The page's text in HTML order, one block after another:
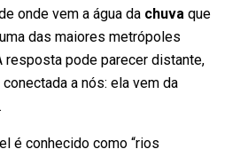
onde vem a água da chuva que
das maiores metrópoles
resposta pode parecer distante,
a nós: ela vem da
.
é conhecido como “rios